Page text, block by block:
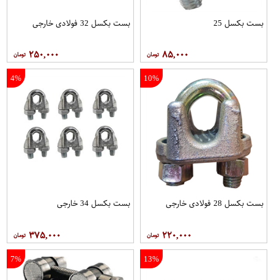
بست بکسل 25
۸۵,۰۰۰
بست بکسل 32 فولادی خارجی
۲۵۰,۰۰۰
10%
بست بکسل 28 فولادی خارجی
۲۲۰,۰۰۰
4%
بست بکسل 34 خارجی
۳۷۵,۰۰۰
13%
7%